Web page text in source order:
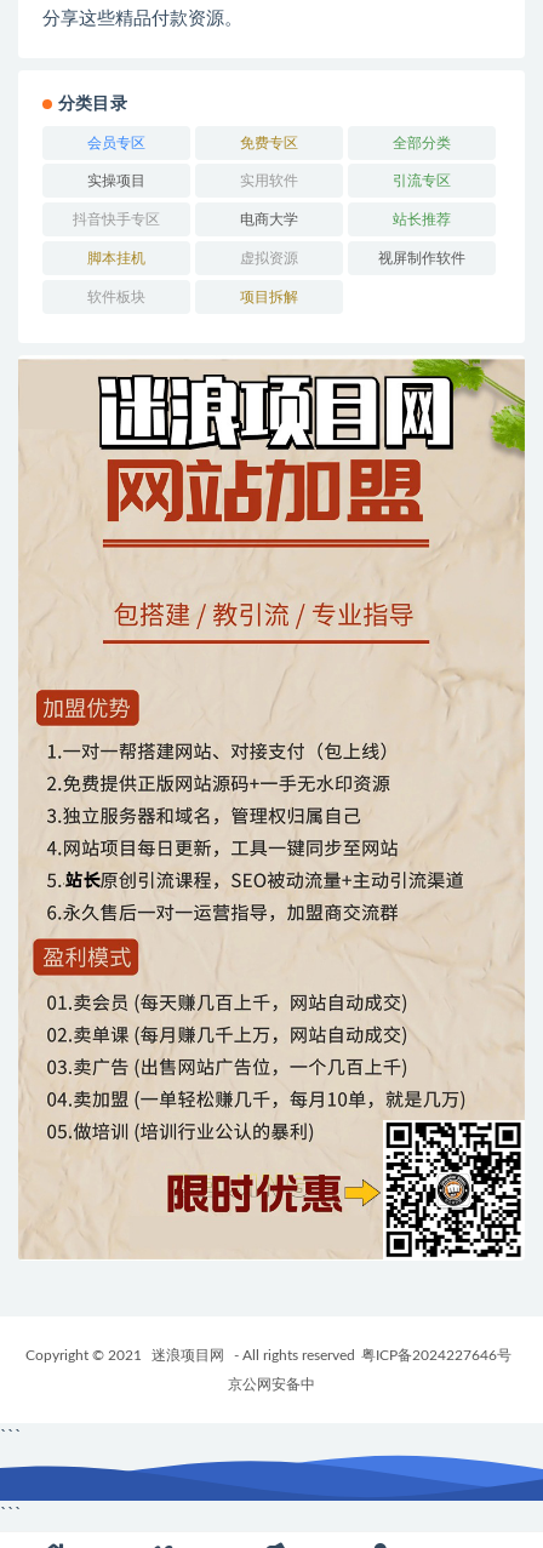
分享这些精品付款资源。
分类目录
会员专区 免费专区 全部分类
实操项目 实用软件 引流专区
抖音快手专区 电商大学 站长推荐
脚本挂机 虚拟资源 视屏制作软件
软件板块 项目拆解
Copyright © 2021 迷浪项目网 - All rights reserved 粤ICP备2024227646号
京公网安备中
```
```